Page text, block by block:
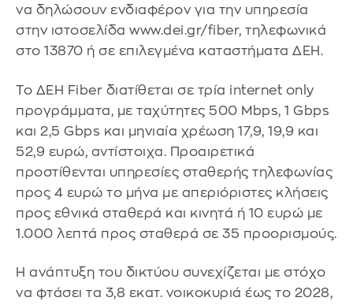
να δηλώσουν ενδιαφέρον για την υπηρεσία
στην ιστοσελίδα www.dei.gr/fiber, τηλεφωνικά
στο 13870 ή σε επιλεγμένα καταστήματα ΔΕΗ.
Το ΔΕΗ Fiber διατίθεται σε τρία internet only
προγράμματα, με ταχύτητες 500 Mbps, 1 Gbps
και 2,5 Gbps και μηνιαία χρέωση 17,9, 19,9 και
52,9 ευρώ, αντίστοιχα. Προαιρετικά
προστίθενται υπηρεσίες σταθερής τηλεφωνίας
προς 4 ευρώ το μήνα με απεριόριστες κλήσεις
προς εθνικά σταθερά και κινητά ή 10 ευρώ με
1.000 λεπτά προς σταθερά σε 35 προορισμούς.
Η ανάπτυξη του δικτύου συνεχίζεται με στόχο
να φτάσει τα 3,8 εκατ. νοικοκυριά έως το 2028,